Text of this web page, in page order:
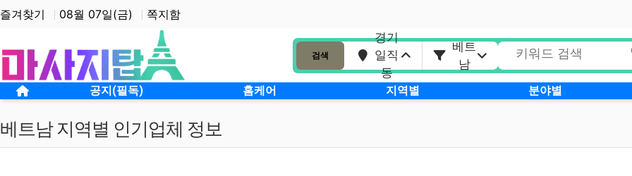
상단 네비
즐겨찾기 08월 07일(금) 쪽지함
검색
경기
일직
동
베트
남
메인 메뉴 공지(필독) 홈케어 지역별 분야별
홈으로
베트남 지역별 인기업체 정보